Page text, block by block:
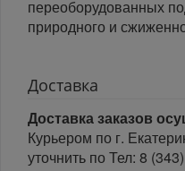
переоборудованных
природного и
Доставка
Доставка заказов
Курьером по г.
уточнить по Тел: 8